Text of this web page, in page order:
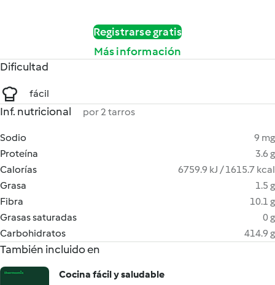
Registrarse gratis
Más información
Dificultad
fácil
Inf. nutricional por 2 tarros
Sodio
9 mg
Proteína
3.6 g
Calorías
6759.9 kJ / 1615.7 kcal
Grasa
1.5 g
Fibra
10.1 g
Grasas saturadas
0 g
Carbohidratos
414.9 g
También incluido en
Cocina fácil y saludable